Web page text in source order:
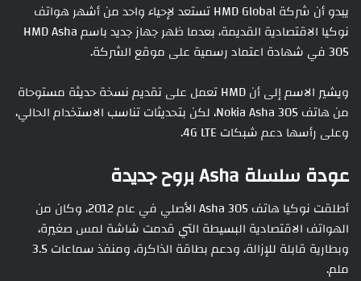
يبدو أن شركة HMD Global تستعد لإحياء واحد من أشهر هواتف
نوكيا الاقتصادية القديمة، بعدما ظهر جهاز جديد باسم HMD Asha
305 في شهادة اعتماد رسمية على موقع الشركة.
ويشير الاسم إلى أن HMD تعمل على تقديم نسخة حديثة مستوحاة
من هاتف Nokia Asha 305، لكن بتحديثات تناسب الاستخدام الحالي،
وعلى رأسها دعم شبكات 4G LTE.
عودة سلسلة Asha بروح جديدة
أطلقت نوكيا هاتف Asha 305 الأصلي في عام 2012، وكان من
الهواتف الاقتصادية البسيطة التي قدمت شاشة لمس صغيرة،
وبطارية قابلة للإزالة، ودعم بطاقة الذاكرة، ومنفذ سماعات 3.5
ملم.